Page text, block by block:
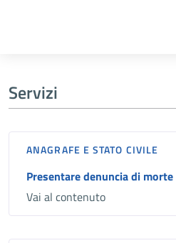
Servizi
ANAGRAFE E STATO CIVILE
Presentare denuncia di morte
Vai al contenuto